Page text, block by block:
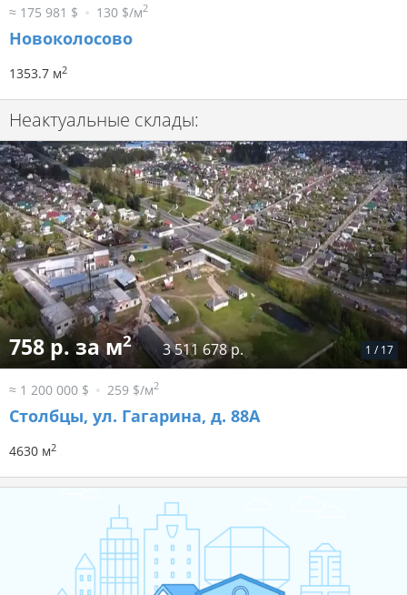
≈ 175 981 $ 130 $/м2
Новоколосово
1353.7 м2
Неактуальные склады:
1 / 17
758 р. за м2 3 511 678 р.
≈ 1 200 000 $ 259 $/м2
Столбцы, ул. Гагарина, д. 88А
4630 м2